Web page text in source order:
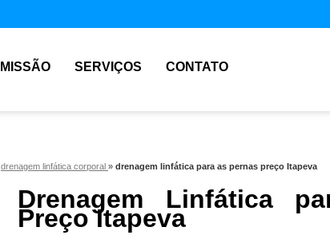
MISSÃO SERVIÇOS CONTATO
drenagem linfática corporal » drenagem linfática para as pernas preço Itapeva
Drenagem Linfática
Preço Itapeva